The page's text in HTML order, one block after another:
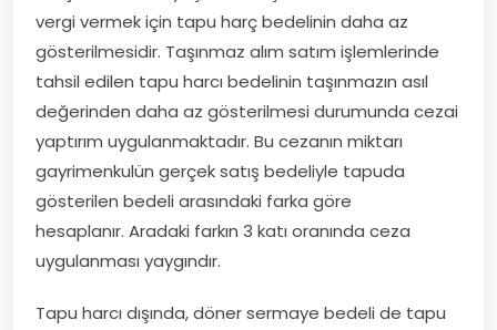
vergi vermek için tapu harç bedelinin daha az
gösterilmesidir. Taşınmaz alım satım işlemlerinde
tahsil edilen tapu harcı bedelinin taşınmazın asıl
değerinden daha az gösterilmesi durumunda cezai
yaptırım uygulanmaktadır. Bu cezanın miktarı
gayrimenkulün gerçek satış bedeliyle tapuda
gösterilen bedeli arasındaki farka göre
hesaplanır. Aradaki farkın 3 katı oranında ceza
uygulanması yaygındır.
Tapu harcı dışında, döner sermaye bedeli de tapu